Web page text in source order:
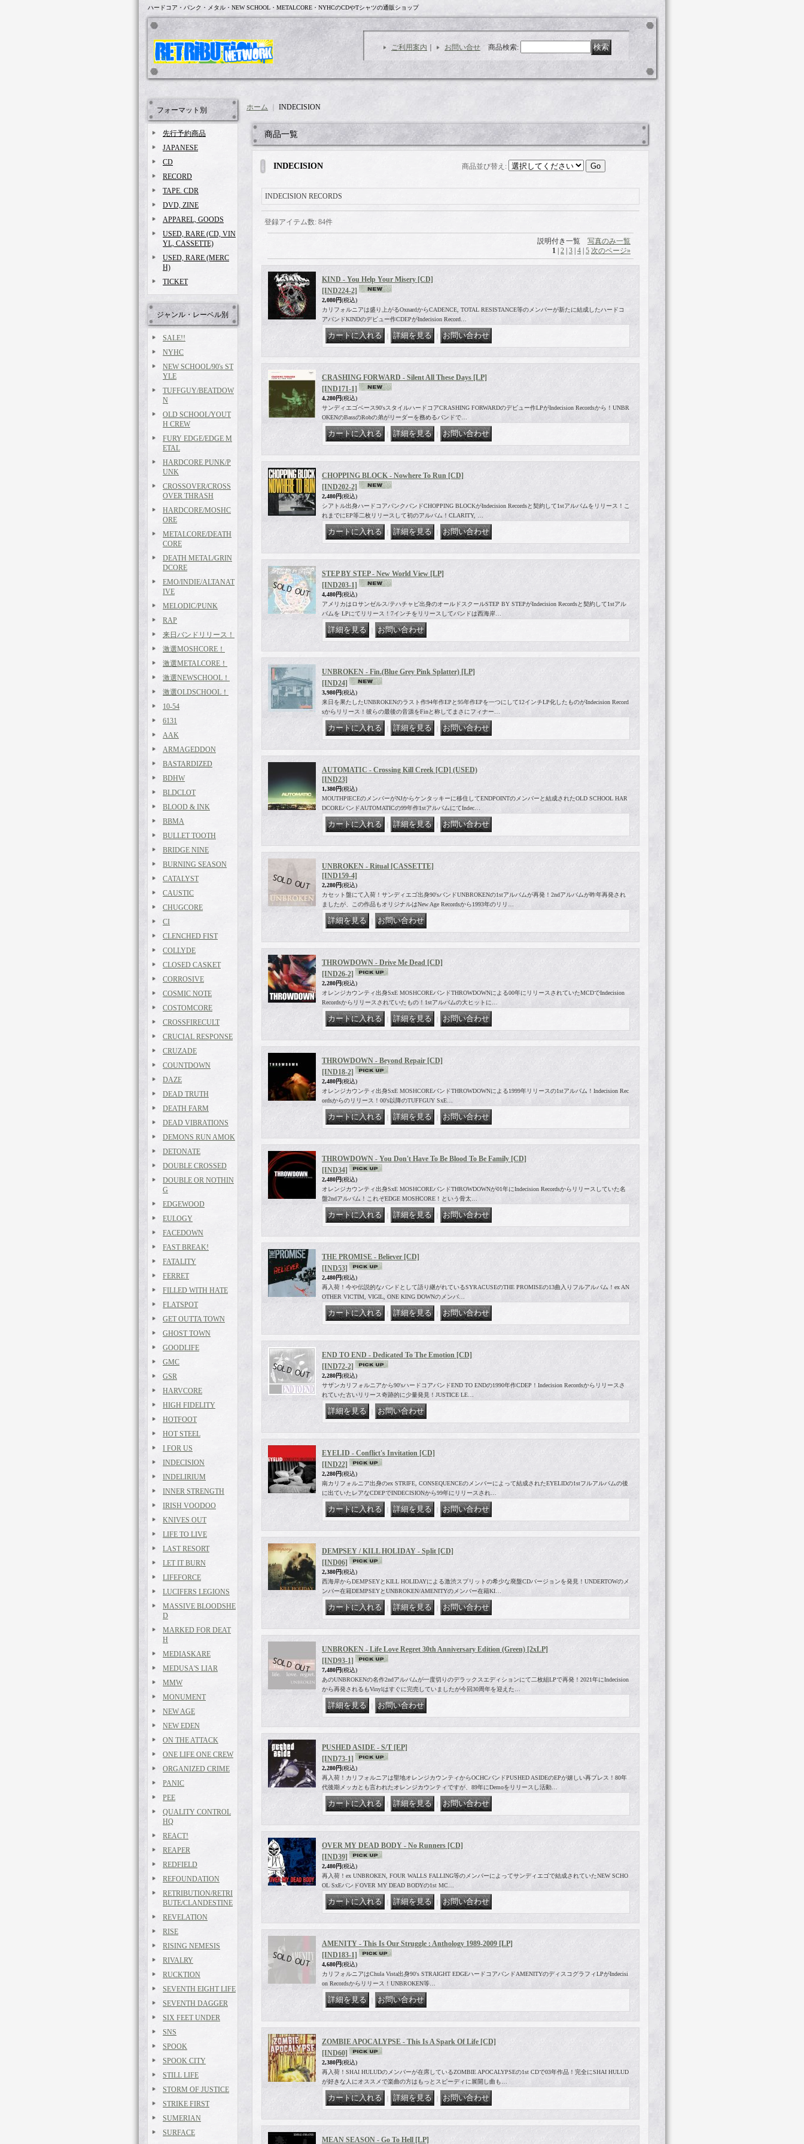
ハードコア・パンク・メタル・NEW SCHOOL・METALCORE・NYHCのCDやTシャツの通販ショップ
ご利用案内 お問い合せ 商品検索:
フォーマット別
先行予約商品
JAPANESE
CD
RECORD
TAPE. CDR
DVD, ZINE
APPAREL, GOODS
USED, RARE (CD, VIN
YL, CASSETTE)
USED, RARE (MERC
H)
TICKET
ジャンル・レーベル別
SALE!!
NYHC
NEW SCHOOL/90's ST
YLE
TUFFGUY/BEATDOW
N
OLD SCHOOL/YOUT
H CREW
FURY EDGE/EDGE M
ETAL
HARDCORE PUNK/P
UNK
CROSSOVER/CROSS
OVER THRASH
HARDCORE/MOSHC
ORE
METALCORE/DEATH
CORE
DEATH METAL/GRIN
DCORE
EMO/INDIE/ALTANAT
IVE
MELODIC/PUNK
RAP
来日バンドリリース！
激選MOSHCORE！
激選METALCORE！
激選NEWSCHOOL！
激選OLDSCHOOL！
10-54
6131
AAK
ARMAGEDDON
BASTARDIZED
BDHW
BLDCLOT
BLOOD & INK
BBMA
BULLET TOOTH
BRIDGE NINE
BURNING SEASON
CATALYST
CAUSTIC
CHUGCORE
CI
CLENCHED FIST
COLLYDE
CLOSED CASKET
CORROSIVE
COSMIC NOTE
COSTOMCORE
CROSSFIRECULT
CRUCIAL RESPONSE
CRUZADE
COUNTDOWN
DAZE
DEAD TRUTH
DEATH FARM
DEAD VIBRATIONS
DEMONS RUN AMOK
DETONATE
DOUBLE CROSSED
DOUBLE OR NOTHIN
G
EDGEWOOD
EULOGY
FACEDOWN
FAST BREAK!
FATALITY
FERRET
FILLED WITH HATE
FLATSPOT
GET OUTTA TOWN
GHOST TOWN
GOODLIFE
GMC
GSR
HARVCORE
HIGH FIDELITY
HOTFOOT
HOT STEEL
I FOR US
INDECISION
INDELIRIUM
INNER STRENGTH
IRISH VOODOO
KNIVES OUT
LIFE TO LIVE
LAST RESORT
LET IT BURN
LIFEFORCE
LUCIFERS LEGIONS
MASSIVE BLOODSHE
D
MARKED FOR DEAT
H
MEDIASKARE
MEDUSA'S LIAR
MMW
MONUMENT
NEW AGE
NEW EDEN
ON THE ATTACK
ONE LIFE ONE CREW
ORGANIZED CRIME
PANIC
PEE
QUALITY CONTROL
HQ
REACT!
REAPER
REDFIELD
REFOUNDATION
RETRIBUTION/RETRI
BUTE/CLANDESTINE
REVELATION
RISE
RISING NEMESIS
RIVALRY
RUCKTION
SEVENTH EIGHT LIFE
SEVENTH DAGGER
SIX FEET UNDER
SNS
SPOOK
SPOOK CITY
STILL LIFE
STORM OF JUSTICE
STRIKE FIRST
SUMERIAN
SURFACE
ホーム INDECISION
商品一覧
INDECISION 商品並び替え :
INDECISION RECORDS
登録アイテム数: 84件
説明付き一覧 写真のみ一覧
1 2 3 4 5 次のページ»
KIND - You Help Your Misery [CD]
[IND224-2]
2,080円(税込)
カリフォルニアは盛り上がるOxnardからCADENCE, TOTAL RESISTANCE等のメンバーが新たに結成したハードコ
アバンドKINDのデビュー作CDEPがIndecision Record…
CRASHING FORWARD - Silent All These Days [LP]
[IND171-1]
4,280円(税込)
サンディエゴベース90'sスタイルハードコアCRASHING FORWARDのデビュー作LPがIndecision Recordsから！UNBR
OKENのBassのRobの弟がリーダーを務めるバンドで…
CHOPPING BLOCK - Nowhere To Run [CD]
[IND202-2]
2,480円(税込)
シアトル出身ハードコアパンクバンドCHOPPING BLOCKがIndecision Recordsと契約して1stアルバムをリリース！こ
れまでにEP等二枚リリースして初のアルバム！CLARITY, …
STEP BY STEP - New World View [LP]
[IND203-1]
4,480円(税込)
アメリカはロサンゼルス/テハチャピ出身のオールドスクールSTEP BY STEPがIndecision Recordsと契約して1stアル
バムを LPにてリリース！7インチをリリースしてバンドは西海岸…
UNBROKEN - Fin.(Blue Grey Pink Splatter) [LP]
[IND24]
3,980円(税込)
来日を果たしたUNBROKENのラスト作94年作EPと95年作EPを一つにして12インチLP化したものがIndecision Record
sからリリース！彼らの最後の音源をFinと称してまさにフィナー…
AUTOMATIC - Crossing Kill Creek [CD] (USED)
[IND23]
1,380円(税込)
MOUTHPIECEのメンバーがNJからケンタッキーに移住してENDPOINTのメンバーと結成されたOLD SCHOOL HAR
DCOREバンドAUTOMATICの99年作1stアルバムにてIndec…
UNBROKEN - Ritual [CASSETTE]
[IND159-4]
2,280円(税込)
カセット盤にて入荷！サンディエゴ出身90'sバンドUNBROKENの1stアルバムが再発！2ndアルバムが昨年再発され
ましたが、この作品もオリジナルはNew Age Recordsから1993年のリリ…
THROWDOWN - Drive Me Dead [CD]
[IND26-2]
2,280円(税込)
オレンジカウンティ出身SxE MOSHCOREバンドTHROWDOWNによる00年にリリースされていたMCDでIndecision
Recordsからリリースされていたもの！1stアルバムの大ヒットに…
THROWDOWN - Beyond Repair [CD]
[IND18-2]
2,480円(税込)
オレンジカウンティ出身SxE MOSHCOREバンドTHROWDOWNによる1999年リリースの1stアルバム！Indecision Rec
ordsからのリリース！00's以降のTUFFGUY SxE…
THROWDOWN - You Don't Have To Be Blood To Be Family [CD]
[IND34]
2,480円(税込)
オレンジカウンティ出身SxE MOSHCOREバンドTHROWDOWNが01年にIndecision Recordsからリリースしていた名
盤2ndアルバム！これぞEDGE MOSHCORE！という骨太…
THE PROMISE - Believer [CD]
[IND53]
2,480円(税込)
再入荷！今や伝説的なバンドとして語り継がれているSYRACUSEのTHE PROMISEの13曲入りフルアルバム！ex AN
OTHER VICTIM, VIGIL, ONE KING DOWNのメンバ…
END TO END - Dedicated To The Emotion [CD]
[IND72-2]
2,280円(税込)
サザンカリフォルニアから90'sハードコアバンドEND TO ENDの1990年作CDEP！Indecision Recordsからリリースさ
れていた古いリリース奇跡的に少量発見！JUSTICE LE…
EYELID - Conflict's Invitation [CD]
[IND22]
2,280円(税込)
南カリフォルニア出身のex STRIFE, CONSEQUENCEのメンバーによって結成されたEYELIDの1stフルアルバムの後
に出ていたレアなCDEPでINDECISIONから99年にリリースされ…
DEMPSEY / KILL HOLIDAY - Split [CD]
[IND06]
2,380円(税込)
西海岸からDEMPSEYとKILL HOLIDAYによる激渋スプリットの希少な廃盤CDバージョンを発見！UNDERTOWのメ
ンバー在籍DEMPSEYとUNBROKEN/AMENITYのメンバー在籍KI…
UNBROKEN - Life Love Regret 30th Anniversary Edition (Green) [2xLP]
[IND93-1]
7,480円(税込)
あのUNBROKENの名作2ndアルバムが一度切りのデラックスエディションにて二枚組LPで再発！2021年にIndecision
から再発されるもVinylはすぐに完売していましたが今回30周年を迎えた…
PUSHED ASIDE - S/T [EP]
[IND73-1]
2,280円(税込)
再入荷！カリフォルニアは聖地オレンジカウンティからOCHCバンドPUSHED ASIDEのEPが嬉しい再プレス！80年
代後期メッカとも言われたオレンジカウンティですが、89年にDemoをリリースし活動…
OVER MY DEAD BODY - No Runners [CD]
[IND39]
2,480円(税込)
再入荷！ex UNBROKEN, FOUR WALLS FALLING等のメンバーによってサンディエゴで結成されていたNEW SCHO
OL SxEバンドOVER MY DEAD BODYの1st MC…
AMENITY - This Is Our Struggle : Anthology 1989-2009 [LP]
[IND183-1]
4,680円(税込)
カリフォルニアはChula Vista出身90's STRAIGHT EDGEハードコアバンドAMENITYのディスコグラフィLPがIndecisi
on Recordsからリリース！UNBROKEN等…
ZOMBIE APOCALYPSE - This Is A Spark Of Life [CD]
[IND60]
2,380円(税込)
再入荷！SHAI HULUDのメンバーが在席しているZOMBIE APOCALYPSEの1st CDで03年作品！完全にSHAI HULUD
が好きな人にオススメで楽曲の方はもっとスピーディに展開し曲も…
MEAN SEASON - Go To Hell [LP]